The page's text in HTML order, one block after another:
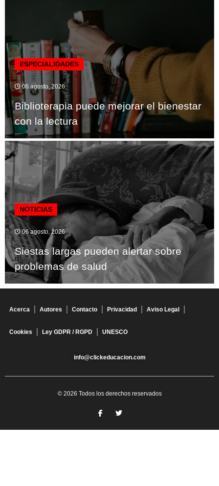
ESPECIALIDADES
06 agosto, 2026
Biblioterapia puede mejorar el bienestar
con la lectura
NOTICIAS
06 agosto, 2026
Siestas largas pueden alertar sobre
problemas de salud
Acerca Autores Contacto Privacidad Aviso Legal
Cookies Ley GDPR / RGPD UNESCO
info@clickeducacion.com
© 2026 Todos los derechos reservados